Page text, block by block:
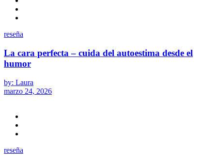
reseña
La cara perfecta – cuida del autoestima desde el
humor
by: Laura
marzo 24, 2026
reseña